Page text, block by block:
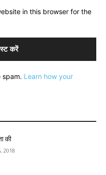
in this browser for the
spam. Learn how your
की
2018